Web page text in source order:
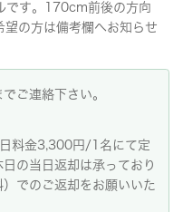
です。170cm前後の方向
の方は備考欄へお知らせ
ご連絡下さい。
料金3,300円/1名にて定
の当日返却は承っており
でのご返却をお願いいた